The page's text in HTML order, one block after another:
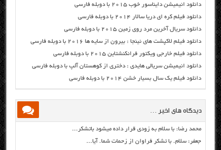
دانلود انیمیشن دایناسور خوب ۲۰۱۵ با دوبله فارسی
دانلود فیلم کره ای دریا سالار ۲۰۱۴ با دوبله فارسی
دانلود سریال آخرین مرد روی زمین ۲۰۱۵ با دوبله فارسی
دانلود فیلم لاکپشت های نینجا : بیرون از سایه ها ۲۰۱۶ با دوبله فارسی
دانلود فیلم خارجی ویکتور فرانکنشتاین ۲۰۱۵ با دوبله فارسی
دانلود انیمیشن سریالی هایدی : دختری از کوهستان آلپ با دوبله فارسی
دانلود فیلم یک سال بسیار خشن ۲۰۱۴ با دوبله فارسی
دیدگاه های اخیر …
محمد رضا: با سلام به زودی قرار داده میشود باتشکر...
جعفر: سلام. با تشکر فراوان از زحمات شما. آیا...